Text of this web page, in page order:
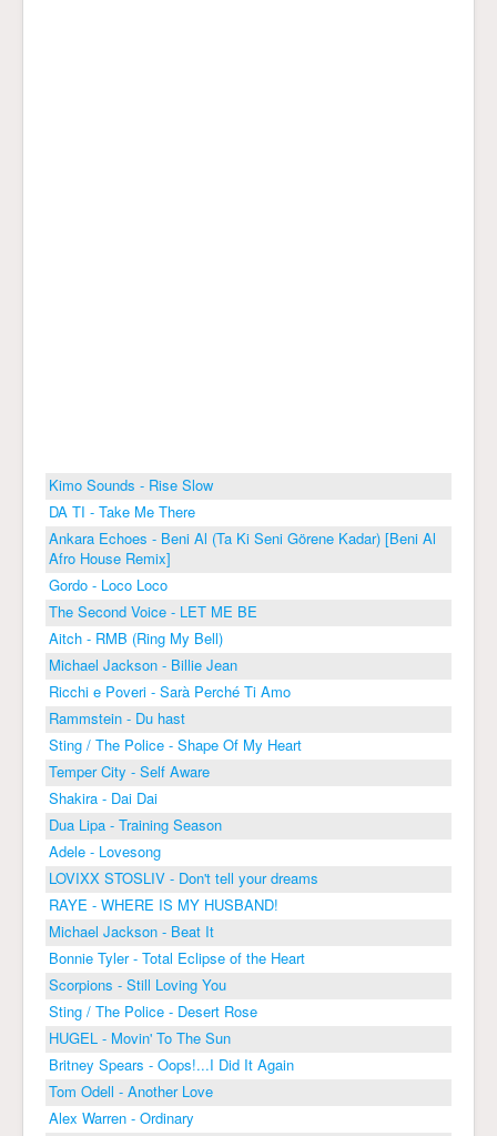
Kimo Sounds - Rise Slow
DA TI - Take Me There
Ankara Echoes - Beni Al (Ta Ki Seni Görene Kadar) [Beni Al
Afro House Remix]
Gordo - Loco Loco
The Second Voice - LET ME BE
Aitch - RMB (Ring My Bell)
Michael Jackson - Billie Jean
Ricchi e Poveri - Sarà Perché Ti Amo
Rammstein - Du hast
Sting / The Police - Shape Of My Heart
Temper City - Self Aware
Shakira - Dai Dai
Dua Lipa - Training Season
Adele - Lovesong
LOVIXX STOSLIV - Don't tell your dreams
RAYE - WHERE IS MY HUSBAND!
Michael Jackson - Beat It
Bonnie Tyler - Total Eclipse of the Heart
Scorpions - Still Loving You
Sting / The Police - Desert Rose
HUGEL - Movin' To The Sun
Britney Spears - Oops!...I Did It Again
Tom Odell - Another Love
Alex Warren - Ordinary